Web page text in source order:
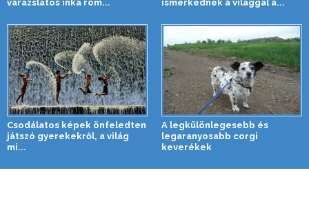
varázslatos inka rom...
ismerkednek a világgal a...
Csodálatos képek önfeledten
játszó gyerekekről, a világ
mi...
A legkülönlegesebb és
legaranyosabb corgi
keverékek